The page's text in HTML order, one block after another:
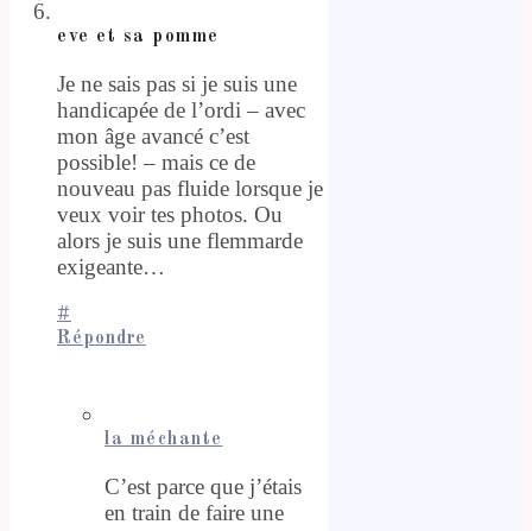
eve et sa pomme
Je ne sais pas si je suis une
handicapée de l’ordi – avec
mon âge avancé c’est
possible! – mais ce de
nouveau pas fluide lorsque je
veux voir tes photos. Ou
alors je suis une flemmarde
exigeante…
#
Répondre
la méchante
C’est parce que j’étais
en train de faire une